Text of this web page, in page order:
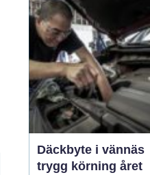
den stunden spelar
klockslaget ingen roll du
behöver hjälp direkt. En
03 augusti 2026
Däckbyte i vännäs
trygg körning året